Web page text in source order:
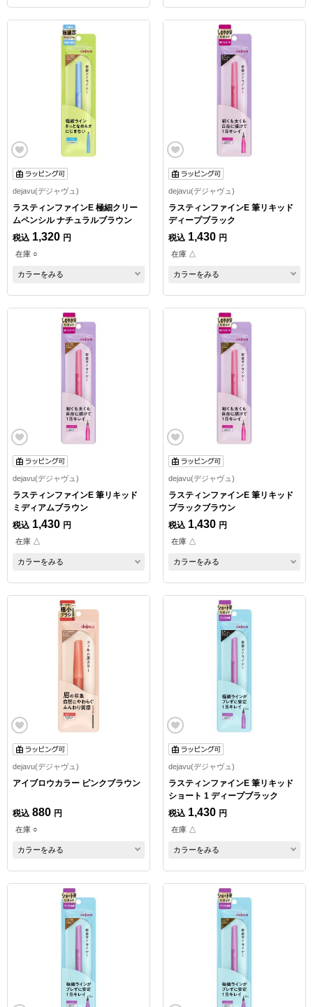
dejavu(デジャヴュ)
ラスティンファインE 極細クリー
ムペンシル ナチュラルブラウン
税込 1,320 円
在庫 ○
カラーをみる
dejavu(デジャヴュ)
ラスティンファインE 筆リキッド
ディープブラック
税込 1,430 円
在庫 △
カラーをみる
dejavu(デジャヴュ)
ラスティンファインE 筆リキッド
ミディアムブラウン
税込 1,430 円
在庫 △
カラーをみる
dejavu(デジャヴュ)
ラスティンファインE 筆リキッド
ブラックブラウン
税込 1,430 円
在庫 △
カラーをみる
dejavu(デジャヴュ)
アイブロウカラー ピンクブラウン
税込 880 円
在庫 ○
カラーをみる
dejavu(デジャヴュ)
ラスティンファインE 筆リキッド
ショート 1 ディープブラック
税込 1,430 円
在庫 △
カラーをみる